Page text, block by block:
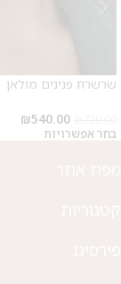
שרשרת פנינים מולאן
₪540.00
בחר אפשרויות